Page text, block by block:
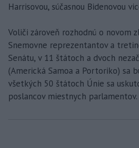
Harrisovou, súčasnou Bidenovou
Voliči zároveň rozhodnú o novom
Snemovne reprezentantov a
Senátu, v 11 štátoch a dvoch
(Americká Samoa a Portoriko) sa
všetkých 50 štátoch Únie sa
poslancov miestnych parlamentov.